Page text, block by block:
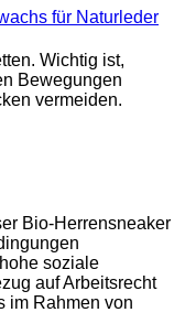
Wichtig ist,
Bewegungen
vermeiden.
Bio-Herrensneaker
soziale
auf Arbeitsrecht
im Rahmen von